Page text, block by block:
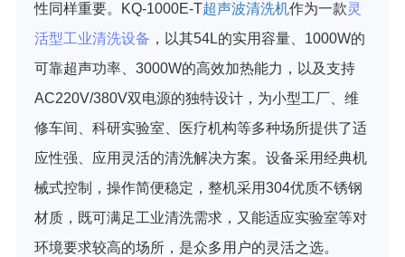
性同样重要。KQ-1000E-T超声波清洗机作为一款灵
活型工业清洗设备 ，以其54L的实用容量、1000W的
可靠超声功率、3000W的高效加热能力，以及支持
AC220V/380V双电源的独特设计，为小型工厂、维
修车间、科研实验室、医疗机构等多种场所提供了适
应性强、应用灵活的清洗解决方案。设备采用经典机
械式控制，操作简便稳定，整机采用304优质不锈钢
材质，既可满足工业清洗需求，又能适应实验室等对
环境要求较高的场所，是众多用户的灵活之选。